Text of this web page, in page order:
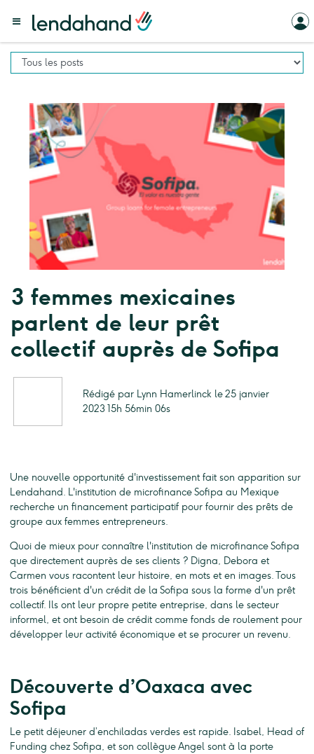
3 femmes mexicaines
parlent de leur prêt
collectif auprès de Sofipa
Rédigé par Lynn Hamerlinck le 25 janvier
2023 15h 56min 06s
Une nouvelle opportunité d'investissement fait son apparition sur
Lendahand. L'institution de microfinance Sofipa au Mexique
recherche un financement participatif pour fournir des prêts de
groupe aux femmes entrepreneurs.
Quoi de mieux pour connaître l'institution de microfinance Sofipa
que directement auprès de ses clients ? Digna, Debora et
Carmen vous racontent leur histoire, en mots et en images. Tous
trois bénéficient d'un crédit de la Sofipa sous la forme d'un prêt
collectif. Ils ont leur propre petite entreprise, dans le secteur
informel, et ont besoin de crédit comme fonds de roulement pour
développer leur activité économique et se procurer un revenu.
Découverte d’Oaxaca avec
Sofipa
Le petit déjeuner d’enchiladas verdes est rapide. Isabel, Head of
Funding chez Sofipa, et son collègue Angel sont à la porte